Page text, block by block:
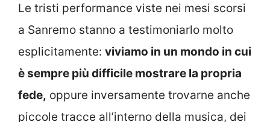
Le tristi performance viste nei mesi scorsi
a Sanremo stanno a testimoniarlo molto
esplicitamente: viviamo in un mondo in cui
è sempre più difficile mostrare la propria
fede, oppure inversamente trovarne anche
piccole tracce all’interno della musica, dei